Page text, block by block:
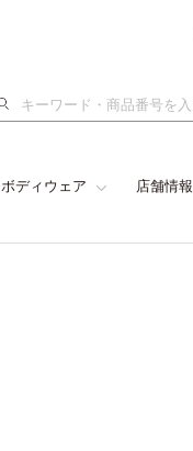
検
ボディウェア 店舗情報